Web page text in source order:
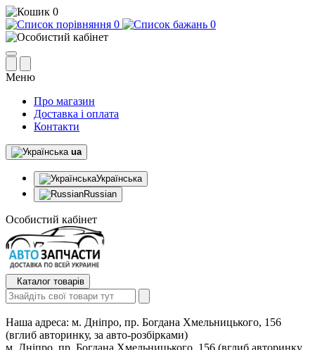
0
0
0
Меню
Про магазин
Доставка і оплата
Контакти
ua
Українська
Russian
Особистий кабінет
Каталог товарів
Наша адреса: м. Дніпро, пр. Богдана Хмельницького, 156
(вглиб авторинку, за авто-розбірками)
м. Дніпро, пр. Богдана Хмельницького, 156 (вглиб авторинку,